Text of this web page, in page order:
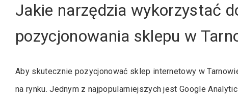
Jakie narzędzia wykorzystać
pozycjonowania sklepu w
Aby skutecznie pozycjonować sklep internetowy w
na rynku. Jednym z najpopularniejszych jest Google